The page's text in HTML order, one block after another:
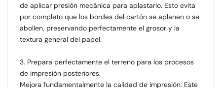
de aplicar presión mecánica para aplastarlo. Esto evita
por completo que los bordes del cartón se aplanen o se
abollen, preservando perfectamente el grosor y la
textura general del papel.
3. Prepara perfectamente el terreno para los procesos
de impresión posteriores.
Mejora fundamentalmente la calidad de impresión: Este